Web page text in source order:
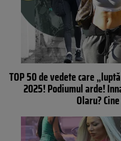
TOP 50 de vedete care
2025! Podiumul arde!
Olaru?